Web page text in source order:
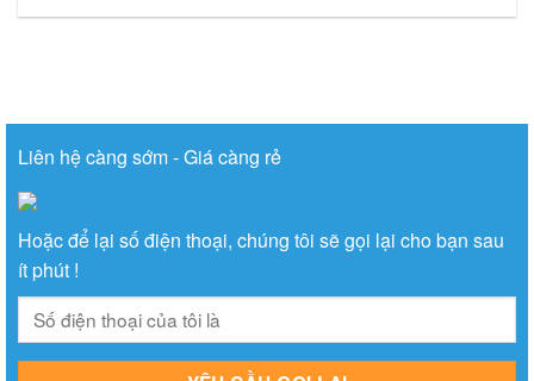
Liên hệ càng sớm - Giá càng rẻ
Hoặc để lại số điện thoại, chúng tôi sẽ gọi lại cho bạn sau
ít phút !